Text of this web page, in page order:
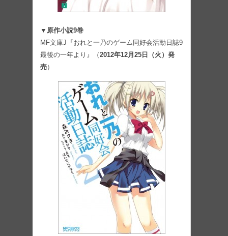
▼原作小説9巻
MF文庫J『おれと一乃のゲーム同好会活動日誌9
最後の一年より』（2012年12月25日（火）発
売）